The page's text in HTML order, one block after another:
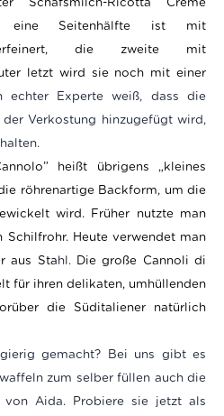
eine Seitenhälfte ist mit
die zweite mit
letzt wird sie noch mit einer
echter Experte weiß, dass die
Verkostung hinzugefügt wird,
heißt übrigens „kleines
röhrenartige Backform, um die
wird. Früher nutzte man
Schilfrohr. Heute verwendet man
aus Stahl. Die große Cannoli di
für ihren delikaten, umhüllenden
die Süditaliener natürlich
gemacht? Bei uns gibt es
zum selber füllen auch die
von Aida. Probiere sie jetzt als